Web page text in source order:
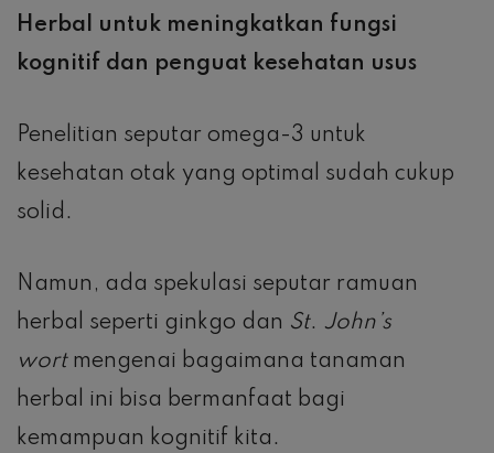
Herbal untuk meningkatkan fungsi
kognitif dan penguat kesehatan usus
Penelitian seputar omega-3 untuk
kesehatan otak yang optimal sudah cukup
solid.
Namun, ada spekulasi seputar ramuan
herbal seperti ginkgo dan St. John’s
wortmengenai bagaimana tanaman
herbal ini bisa bermanfaat bagi
kemampuan kognitif kita.